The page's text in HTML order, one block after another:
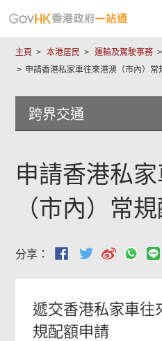
主頁 本港居民 運輸及駕駛事務
申請香港私家車往來港澳（市內）常
跨界交通
申請香港私
（市內）常
分享：
遞交香港私家車往
規配額申請